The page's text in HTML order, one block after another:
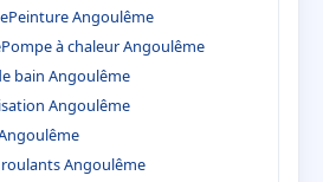
Peinture Angoulême
Pompe à chaleur Angoulême
bain Angoulême
Angoulême
Angoulême